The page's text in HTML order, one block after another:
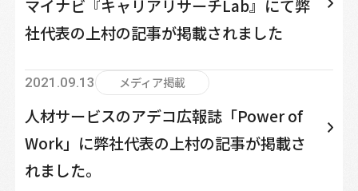
マイナビ『キャリアリサーチLab』にて弊
社代表の上村の記事が掲載されました
2021.09.13 メディア掲載
人材サービスのアデコ広報誌「Power of
Work」に弊社代表の上村の記事が掲載さ
れました。